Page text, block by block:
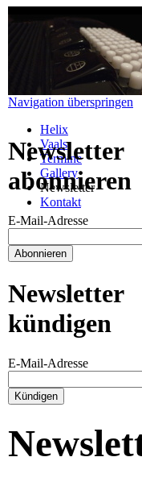
Navigation überspringen
Helix
Vaals
Termine
Gallery
Newsletter
Kontakt
Newsletter
abonnieren
E-Mail-Adresse
Newsletter
kündigen
E-Mail-Adresse